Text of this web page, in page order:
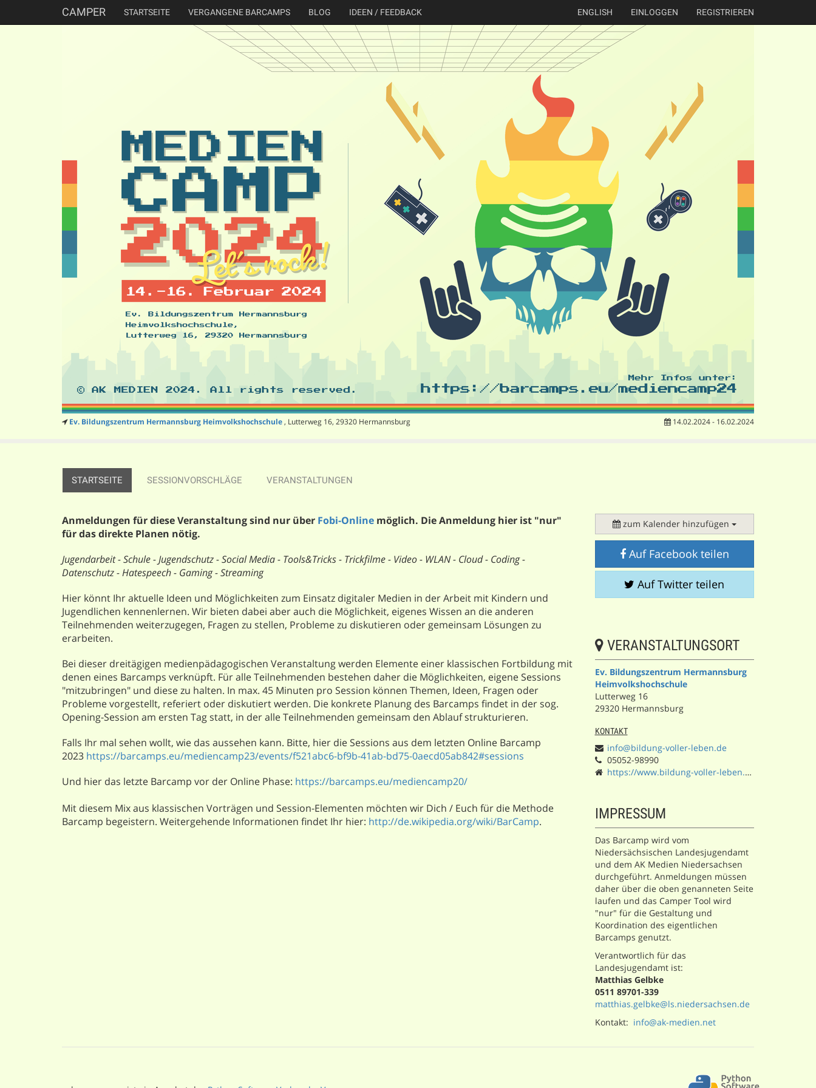
CAMPER STARTSEITE VERGANGENE BARCAMPS BLOG IDEEN / FEEDBACK ENGLISH EINLOGGEN REGISTRIEREN
Ev. Bildungszentrum Hermannsburg Heimvolkshochschule, Lutterweg 16, 29320 Hermannsburg 14.02.2024 - 16.02.2024
STARTSEITE SESSIONVORSCHLÄGE VERANSTALTUNGEN
BESCHREIBUNG
Anmeldungen für diese Veranstaltung sind nur über Fobi-Online möglich. Die Anmeldung hier ist "nur"
für das direkte Planen nötig.
Jugendarbeit - Schule - Jugendschutz - Social Media - Tools&Tricks - Trickfilme - Video - WLAN - Cloud - Coding -
Datenschutz - Hatespeech - Gaming - Streaming
Hier könnt Ihr aktuelle Ideen und Möglichkeiten zum Einsatz digitaler Medien in der Arbeit mit Kindern und
Jugendlichen kennenlernen. Wir bieten dabei aber auch die Möglichkeit, eigenes Wissen an die anderen
Teilnehmenden weiterzugegen, Fragen zu stellen, Probleme zu diskutieren oder gemeinsam Lösungen zu
erarbeiten.
Bei dieser dreitägigen medienpädagogischen Veranstaltung werden Elemente einer klassischen Fortbildung mit
denen eines Barcamps verknüpft. Für alle Teilnehmenden bestehen daher die Möglichkeiten, eigene Sessions
"mitzubringen" und diese zu halten. In max. 45 Minuten pro Session können Themen, Ideen, Fragen oder
Probleme vorgestellt, referiert oder diskutiert werden. Die konkrete Planung des Barcamps findet in der sog.
Opening-Session am ersten Tag statt, in der alle Teilnehmenden gemeinsam den Ablauf strukturieren.
Falls Ihr mal sehen wollt, wie das aussehen kann. Bitte, hier die Sessions aus dem letzten Online Barcamp
2023 https://barcamps.eu/mediencamp23/events/f521abc6-bf9b-41ab-bd75-0aecd05ab842#sessions
Und hier das letzte Barcamp vor der Online Phase: https://barcamps.eu/mediencamp20/
Mit diesem Mix aus klassischen Vorträgen und Session-Elementen möchten wir Dich / Euch für die Methode
Barcamp begeistern. Weitergehende Informationen findet Ihr hier: http://de.wikipedia.org/wiki/BarCamp.
zum Kalender hinzufügen
Auf Facebook teilen
Auf Twitter teilen
VERANSTALTUNGSORT
Ev. Bildungszentrum Hermannsburg
Heimvolkshochschule
Lutterweg 16
29320 Hermannsburg
KONTAKT
info@bildung-voller-leben.de
05052-98990
https://www.bildung-voller-leben.de/
IMPRESSUM
Das Barcamp wird vom
Niedersächsischen Landesjugendamt
und dem AK Medien Niedersachsen
durchgeführt. Anmeldungen müssen
daher über die oben genanneten Seite
laufen und das Camper Tool wird
"nur" für die Gestaltung und
Koordination des eigentlichen
Barcamps genutzt.
Verantwortlich für das
Landesjugendamt ist:
Matthias Gelbke
0511 89701-339
matthias.gelbke@ls.niedersachsen.de
Kontakt: info@ak-medien.net